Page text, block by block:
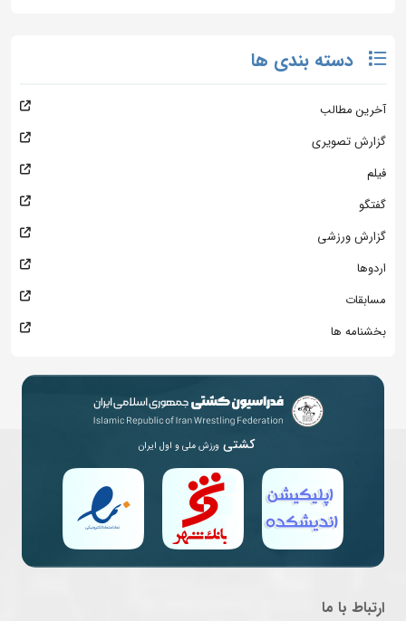
دسته بندی ها
آخرین مطالب
گزارش تصویری
فیلم
گفتگو
گزارش ورزشی
اردوها
مسابقات
بخشنامه ها
کشتی ورزش ملی و اول ایران
ارتباط با ما